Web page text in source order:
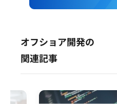
オフショア開発の
関連記事